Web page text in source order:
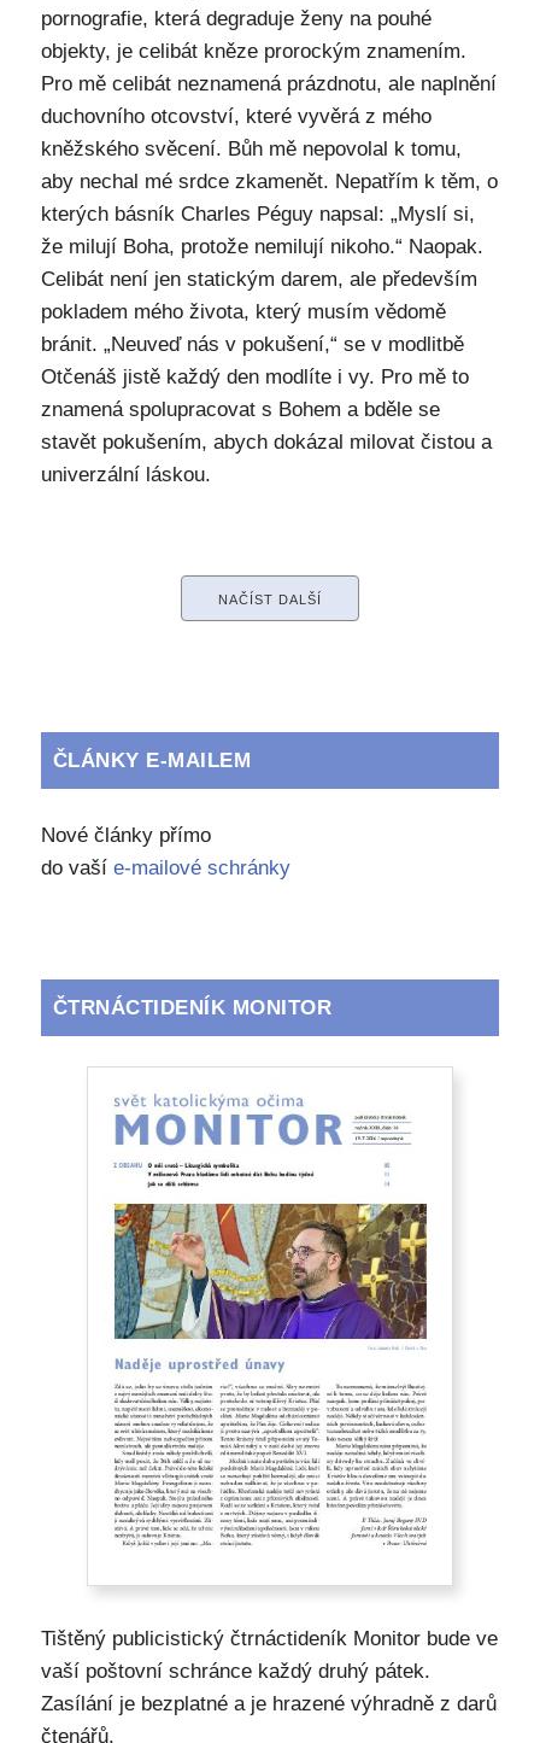
pornografie, která degraduje ženy na pouhé
objekty, je celibát kněze prorockým znamením.
Pro mě celibát neznamená prázdnotu, ale naplnění
duchovního otcovství, které vyvěrá z mého
kněžského svěcení. Bůh mě nepovolal k tomu,
aby nechal mé srdce zkamenět. Nepatřím k těm, o
kterých básník Charles Péguy napsal: „Myslí si,
že milují Boha, protože nemilují nikoho.“ Naopak.
Celibát není jen statickým darem, ale především
pokladem mého života, který musím vědomě
bránit. „Neuveď nás v pokušení,“ se v modlitbě
Otčenáš jistě každý den modlíte i vy. Pro mě to
znamená spolupracovat s Bohem a bděle se
stavět pokušením, abych dokázal milovat čistou a
univerzální láskou.
NAČÍST DALŠÍ
ČLÁNKY E-MAILEM
Nové články přímo
do vaší e-mailové schránky
ČTRNÁCTIDENÍK MONITOR
Tištěný publicistický čtrnáctideník Monitor bude ve
vaší poštovní schránce každý druhý pátek.
Zasílání je bezplatné a je hrazené výhradně z darů
čtenářů.